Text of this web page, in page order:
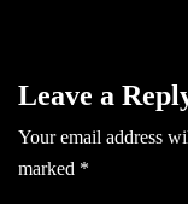
Leave a
Your email address
marked *